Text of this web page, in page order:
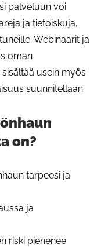
palveluun voi
ja tietoiskuja,
Webinaarit ja
oman
usein myös
suunnitellaan
on?
tarpeesi ja
ja
riski pienenee